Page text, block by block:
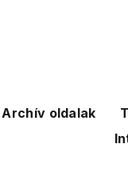
Archív oldalak